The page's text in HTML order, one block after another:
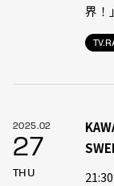
界！」
2025.02
27
THU